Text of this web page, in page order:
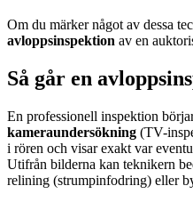
Om du märker något av dessa
avloppsinspektion av en
Så går en
En professionell inspektion
kameraundersökning (TV-
i rören och visar exakt var
Utifrån bilderna kan teknikern
relining (strumpinfodring) eller